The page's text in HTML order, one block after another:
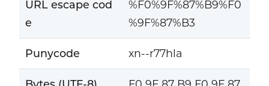
URL escape cod
e
%F0%9F%87%B9%F0
%9F%87%B3
Punycode xn--r77hla